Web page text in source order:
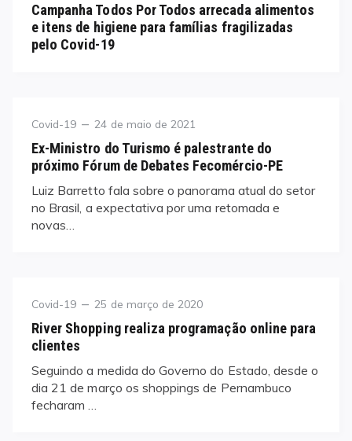
Campanha Todos Por Todos arrecada alimentos
e itens de higiene para famílias fragilizadas
pelo Covid-19
Category
Covid-19
Posted
24 de maio de 2021
Ex-Ministro do Turismo é palestrante do
próximo Fórum de Debates Fecomércio-PE
Luiz Barretto fala sobre o panorama atual do setor
no Brasil, a expectativa por uma retomada e
novas…
Category
Covid-19
Posted
25 de março de 2020
River Shopping realiza programação online para
clientes
Seguindo a medida do Governo do Estado, desde o
dia 21 de março os shoppings de Pernambuco
fecharam …